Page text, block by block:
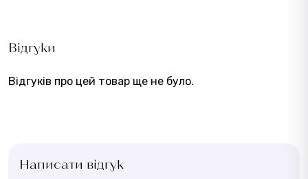
Відгуки
Відгуків про цей товар ще не було.
Написати відгук